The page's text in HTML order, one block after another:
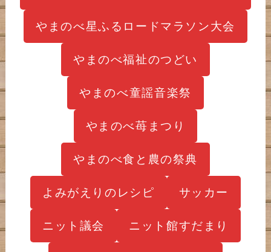
やまのべ星ふるロードマラソン大会
やまのべ福祉のつどい
やまのべ童謡音楽祭
やまのべ苺まつり
やまのべ食と農の祭典
よみがえりのレシピ サッカー
ニット議会 ニット館すだまり